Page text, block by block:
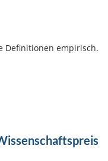
Definitionen empirisch.